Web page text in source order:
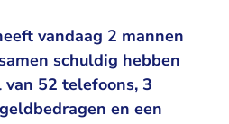
vandaag 2 mannen
schuldig hebben
52 telefoons, 3
en een